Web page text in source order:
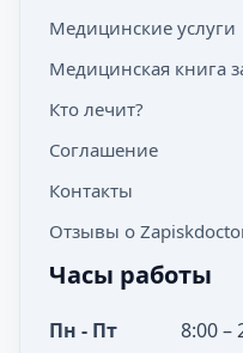
Медицинские услуги
Медицинская книга
Кто лечит?
Соглашение
Контакты
Отзывы о
Часы работы
Пн - Пт
8:00 –